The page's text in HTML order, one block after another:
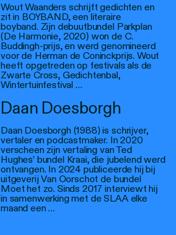
Wout Waanders schrijft gedichten en
zit in BOYBAND, een literaire
boyband. Zijn debuutbundel Parkplan
(De Harmonie, 2020) won de C.
Buddingh-prijs, en werd genomineerd
voor de Herman de Coninckprijs. Wout
heeft opgetreden op festivals als de
Zwarte Cross, Gedichtenbal,
Wintertuinfestival …
Daan Doesborgh
Daan Doesborgh (1988) is schrijver,
vertaler en podcastmaker. In 2020
verscheen zijn vertaling van Ted
Hughes’ bundel Kraai, die jubelend werd
ontvangen. In 2024 publiceerde hij bij
uitgeverij Van Oorschot de bundel
Moet het zo. Sinds 2017 interviewt hij
in samenwerking met de SLAA elke
maand een …